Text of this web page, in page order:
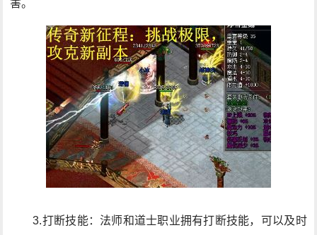
害。
3.打断技能：法师和道士职业拥有打断技能，可以及时